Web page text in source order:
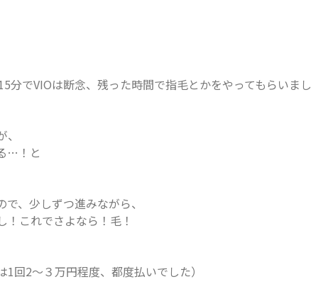
分でVIOは断念、残った時間で指毛とかをやってもらいまし
…！と
、少しずつ進みながら、
これでさよなら！毛！
1回2〜３万円程度、都度払いでした）